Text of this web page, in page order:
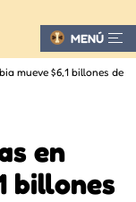
MENÚ
mueve $6,1 billones de
en
billones